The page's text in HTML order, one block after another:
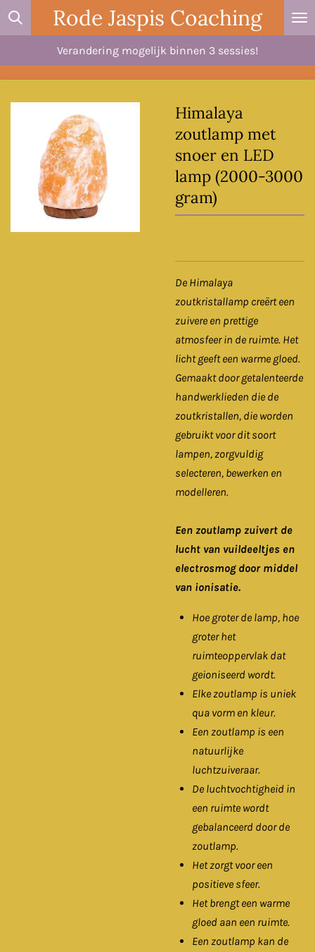
Ga
direct
Rode Jaspis Coaching
Verandering mogelijk binnen 3 sessies!
Himalaya
zoutlamp met
snoer en LED
lamp (2000-3000
gram)
De Himalaya
zoutkristallamp creërt een
zuivere en prettige
atmosfeer in de ruimte. Het
licht geeft een warme gloed.
Gemaakt door getalenteerde
handwerklieden die de
zoutkristallen, die worden
gebruikt voor dit soort
lampen, zorgvuldig
selecteren, bewerken en
modelleren.
Een zoutlamp zuivert de
lucht van vuildeeltjes en
electrosmog door middel
van ionisatie.
Hoe groter de lamp, hoe
groter het
ruimteoppervlak dat
geioniseerd wordt.
Elke zoutlamp is uniek
qua vorm en kleur.
Een zoutlamp is een
natuurlijke
luchtzuiveraar.
De luchtvochtigheid in
een ruimte wordt
gebalanceerd door de
zoutlamp.
Het zorgt voor een
positieve sfeer.
Het brengt een warme
gloed aan een ruimte.
Een zoutlamp kan de